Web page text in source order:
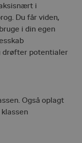
i
Du får viden,
i din egen
drøfter potentialer
Også oplagt